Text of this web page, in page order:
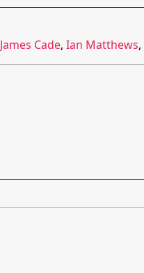
James Cade, Ian Matthews,